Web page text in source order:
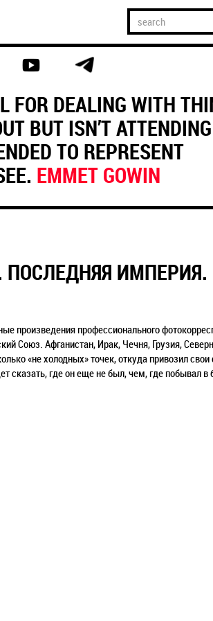
FOR DEALING WITH
BUT ISN’T
TO REPRESENT
EMMET GOWIN
ИМПЕРИЯ.
произведения профессионального
Союз. Афганистан, Ирак, Чечня, Грузия,
«не холодных» точек, откуда привозил
сказать, где он еще не был, чем, где побывал в